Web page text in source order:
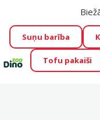
Visu mēnesi Dino Zoo
barībām! 🍖
Fotokonkurss “GADA
būs 2027. gada
Suņu barība
Tofu pakaiši